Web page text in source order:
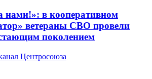
нами!»: в кооперативном
ветераны СВО провели
поколением